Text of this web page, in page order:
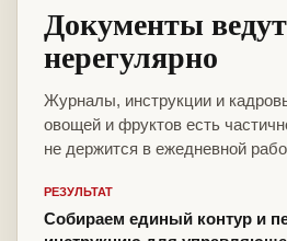
Документы
нерегулярно
Журналы, инструкции и
овощей и фруктов есть
не держится в ежедневной
РЕЗУЛЬТАТ
Собираем единый контур и